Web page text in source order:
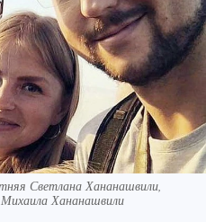
Светлана Хананашвили,
Хананашвили